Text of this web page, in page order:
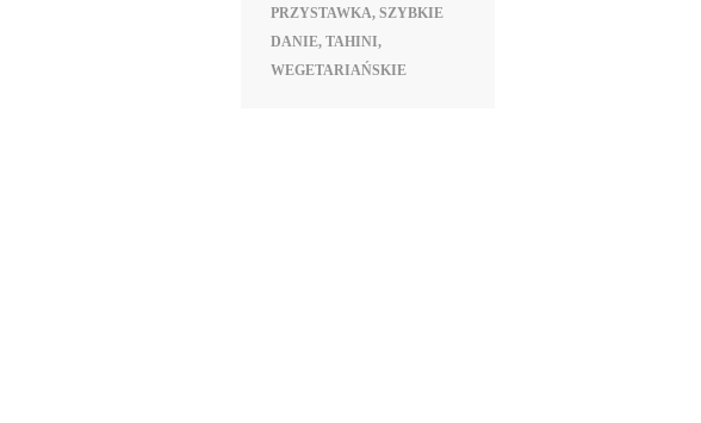
PRZYSTAWKA, SZYBKIE
DANIE, TAHINI,
WEGETARIAŃSKIE